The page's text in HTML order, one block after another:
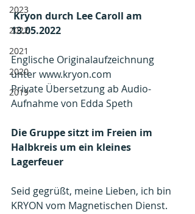
2023
2022
2021
2020
2019
Kryon durch Lee Caroll am
13.05.2022
Englische Originalaufzeichnung
unter www.kryon.com
Private Übersetzung ab Audio-
Aufnahme von Edda Speth
Die Gruppe sitzt im Freien im
Halbkreis um ein kleines
Lagerfeuer
Seid gegrüßt, meine Lieben, ich bin
KRYON vom Magnetischen Dienst.